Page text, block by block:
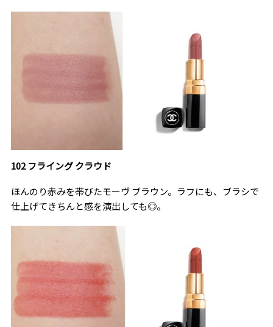
102 フライング クラウド
ほんのり赤みを帯びたモーヴ ブラウン。ラフにも、ブラシで
仕上げてきちんと感を演出しても◎。